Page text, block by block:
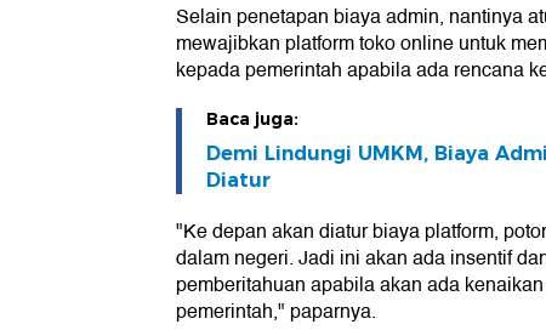
Selain penetapan biaya admin, nantinya
mewajibkan platform toko online untuk
kepada pemerintah apabila ada rencana
Baca juga:
Demi Lindungi UMKM, Biaya
Diatur
"Ke depan akan diatur biaya platform,
dalam negeri. Jadi ini akan ada insentif
pemberitahuan apabila akan ada
pemerintah," paparnya.